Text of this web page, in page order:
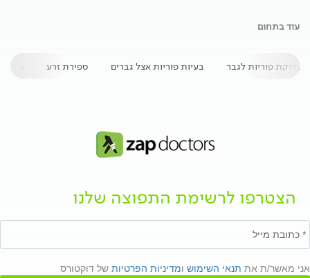
עוד בתחום
בדיקת פוריות לגבר בעיות פוריות אצל גברים ספירת זרע
הצטרפו לרשימת התפוצה שלנו
אני מאשר/ת את תנאי השימוש ומדיניות הפרטיות של דוקטורס